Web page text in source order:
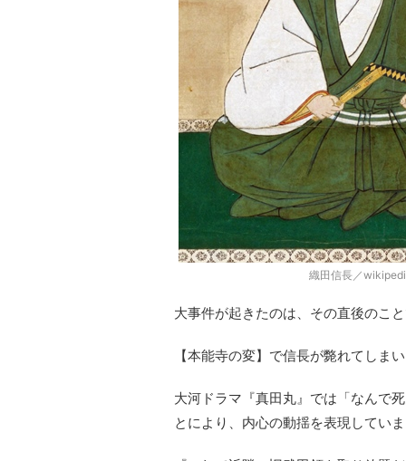
織田信長／
大事件が起きたのは、その直後のこ
【本能寺の変】で信長が斃れてしま
大河ドラマ『真田丸』では「なんで
とにより、内心の動揺を表現してい